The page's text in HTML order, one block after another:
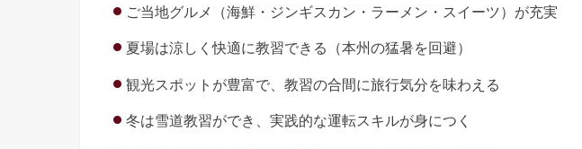
ご当地グルメ（海鮮・ジンギスカン・ラーメン・スイーツ）が充実
夏場は涼しく快適に教習できる（本州の猛暑を回避）
観光スポットが豊富で、教習の合間に旅行気分を味わえる
冬は雪道教習ができ、実践的な運転スキルが身につく